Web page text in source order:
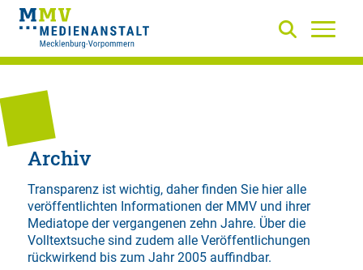
Archiv
Transparenz ist wichtig, daher finden Sie hier alle
veröffentlichten Informationen der MMV und ihrer
Mediatope der vergangenen zehn Jahre. Über die
Volltextsuchesind zudem alle Veröffentlichungen
rückwirkend bis zum Jahr 2005 auffindbar.